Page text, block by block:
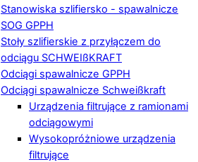
Stanowiska szlifiersko - spawalnicze
SOG GPPH
Stoły szlifierskie z przyłączem do
odciągu SCHWEIßKRAFT
Odciągi spawalnicze GPPH
Odciągi spawalnicze Schweißkraft
Urządzenia filtrujące z ramionami
odciągowymi
Wysokopróżniowe urządzenia
filtrujące